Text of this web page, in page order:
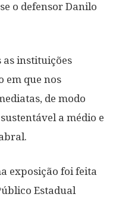
o defensor Danilo
as instituições
em que nos
de modo
a médio e
exposição foi feita
Estadual